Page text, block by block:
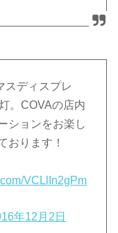
スディスプレ
。COVAの店内
ションをお楽し
おります！
VCLlIn2gPm
年12月2日